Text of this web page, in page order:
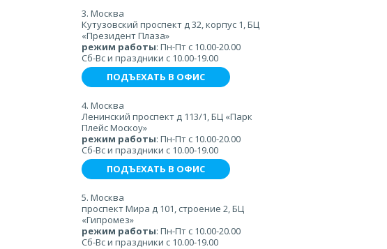
3. Москва
Кутузовский проспект д 32, корпус 1, БЦ
«Президент Плаза»
режим работы: Пн-Пт с 10.00-20.00
Сб-Вс и праздники с 10.00-19.00
ПОДЪЕХАТЬ В ОФИС
4. Москва
Ленинский проспект д 113/1, БЦ «Парк
Плейс Москоу»
режим работы: Пн-Пт с 10.00-20.00
Сб-Вс и праздники с 10.00-19.00
ПОДЪЕХАТЬ В ОФИС
5. Москва
проспект Мира д 101, строение 2, БЦ
«Гипромез»
режим работы: Пн-Пт с 10.00-20.00
Сб-Вс и праздники с 10.00-19.00